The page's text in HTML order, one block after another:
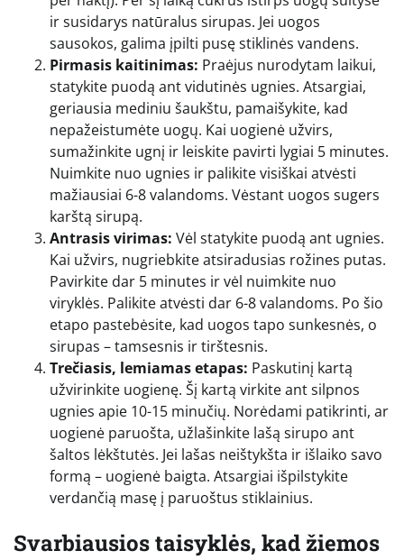
ir susidarys natūralus sirupas. Jei uogos
sausokos, galima įpilti pusę stiklinės vandens.
Pirmasis kaitinimas: Praėjus nurodytam laikui,
statykite puodą ant vidutinės ugnies. Atsargiai,
geriausia mediniu šaukštu, pamaišykite, kad
nepažeistumėte uogų. Kai uogienė užvirs,
sumažinkite ugnį ir leiskite pavirti lygiai 5 minutes.
Nuimkite nuo ugnies ir palikite visiškai atvėsti
mažiausiai 6-8 valandoms. Vėstant uogos sugers
karštą sirupą.
Antrasis virimas: Vėl statykite puodą ant ugnies.
Kai užvirs, nugriebkite atsiradusias rožines putas.
Pavirkite dar 5 minutes ir vėl nuimkite nuo
viryklės. Palikite atvėsti dar 6-8 valandoms. Po šio
etapo pastebėsite, kad uogos tapo sunkesnės, o
sirupas – tamsesnis ir tirštesnis.
Trečiasis, lemiamas etapas: Paskutinį kartą
užvirinkite uogienę. Šį kartą virkite ant silpnos
ugnies apie 10-15 minučių. Norėdami patikrinti, ar
uogienė paruošta, užlašinkite lašą sirupo ant
šaltos lėkštutės. Jei lašas neištykšta ir išlaiko savo
formą – uogienė baigta. Atsargiai išpilstykite
verdančią masę į paruoštus stiklainius.
Svarbiausios taisyklės, kad žiemos